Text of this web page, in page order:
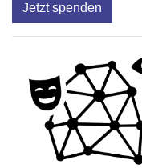
Jetzt spenden